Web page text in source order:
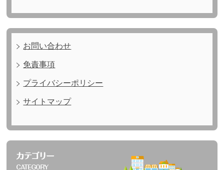
お問い合わせ
免責事項
プライバシーポリシー
サイトマップ